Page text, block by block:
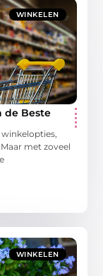
WINKELEN
de Beste
met zoveel
WINKELEN